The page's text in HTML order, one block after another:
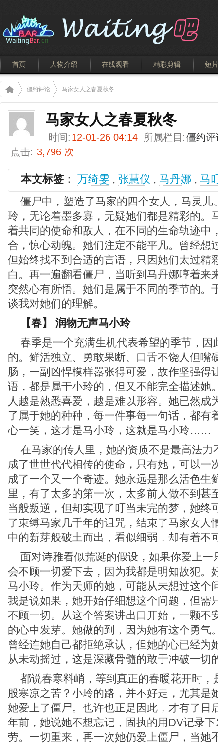
首页 人物介绍 在线观看 精彩剪辑 短片
僵约评论 马家女人之春夏秋冬
马家女人之春夏秋冬
时间: 12-01-26 04:14 所属栏目:僵约评
点击: 3,796 次
本文标签 ： 万绮雯 , 张慧仪 , 马丹娜 , 马
僵尸中，塑造了马家的四个女人，马灵
玲，无论着墨多寡，无疑她们都是精彩的。
着共同的使命和敌人，在不同的生命轨迹中
合，惊心动魄。她们注定不能平凡。曾经想
但始终找不到合适的言语，只因她们太过精
白。再一遍翻看僵尸，当听到马丹娜哼着来
突然心有所悟。她们是属于不同的季节的。
谈我对她们的理解。
【春】 润物无声马小玲
春季是一个充满生机代表希望的季节，
的。鲜活独立、勇敢果断、口舌不饶人但嘴
肠，一副凶悍模样嚣张得可爱，故作坚强
语，都是属于小玲的，但又不能完全描述她
人越是熟悉喜爱，越是难以形容。她已然成
了属于她的种种，每一件事每一句话，都有
心一笑，这才是马小玲，这就是马小玲……
在马家的传人里，她的资质不是最高法
成了世世代代相传的使命，只有她，可以一
成了一个又一个奇迹。她永远是那么活色生
里，有了太多的第一次，太多前人做不到甚
当般叛逆，但却实现了叮当未完的梦，她终
了束缚马家几千年的诅咒，结束了马家女人
中的新芽般破土而出，看似细弱，却有着不
面对诗雅看似荒诞的假设，如果你爱上
会不顾一切爱下去，因为我都是明知故犯。
马小玲。作为天师的她，可能从未想过这个
我是说如果，她开始仔细想这个问题，但需
不顾一切。从这个答案讲出口开始，一颗不
的心中发芽。她做的到，因为她有这个勇气
曾经连她自己都拒绝承认，但她的心已经为
从未动摇过，这是深藏骨髓的敢于冲破一切
都说春寒料峭，等到真正的春暖花开时
股寒凉之苦？小玲的路，并不好走，尤其是
她爱上了僵尸。也许也正是因此，才有了日
年前，她说她不想忘记，固执的用DV记录
劳。一切重来，再一次她仍爱上僵尸，当她